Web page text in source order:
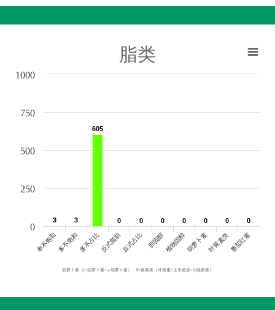
脂类
胡萝卜素（β-胡萝卜素+α-胡萝卜素）、叶黄素类（叶黄素+玉米黄质+β-隐黄素）
3
3 3
3
605
605
0
0 0
0 0
0 0
0 0
0 0
0 0
0
单不饱和多不饱和多不占比反式脂肪反式占比 胆固醇植物固醇胡萝卜素叶黄素类番茄红素
0
250
500
750
1000